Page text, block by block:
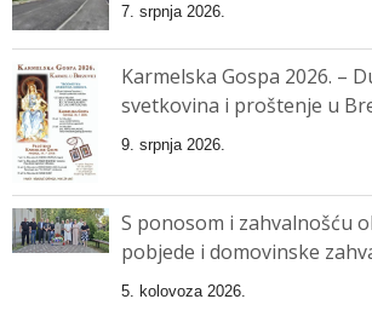
7. srpnja 2026.
Karmelska Gospa 2026. –
svetkovina i proštenje u
9. srpnja 2026.
S ponosom i zahvalnošću
pobjede i domovinske
5. kolovoza 2026.